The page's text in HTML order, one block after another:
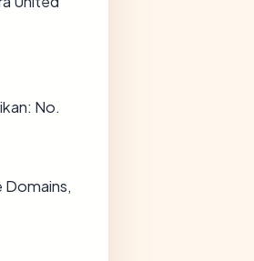
No.
Domains,